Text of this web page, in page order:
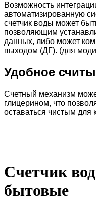
Возможность
автоматизированную
счетчик воды может
позволяющим
данных, либо может
выходом (ДГ). (для
Удобное
Счетный механизм
глицерином, что
оставаться чистым для
Счетчик
бытовые